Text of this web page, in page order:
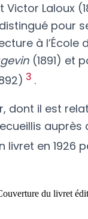
Laloux
pour
à
(1891) et
3 .
dont il est
auprès
livret en 1926
du livret